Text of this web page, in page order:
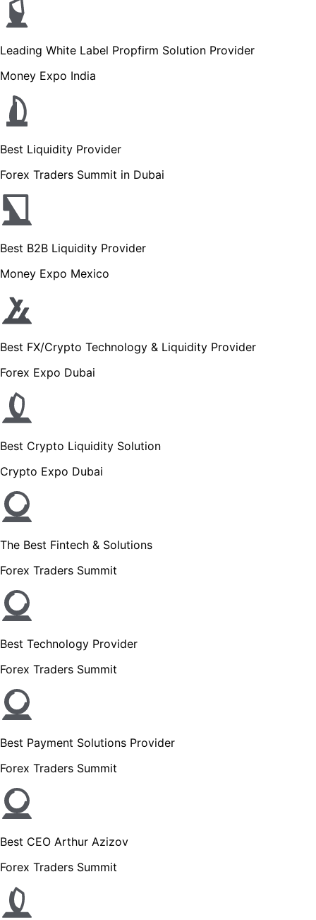
Leading White Label Propfirm Solution Provider
Money Expo India
Best Liquidity Provider
Forex Traders Summit in Dubai
Best B2B Liquidity Provider
Money Expo Mexico
Best FX/Crypto Technology & Liquidity Provider
Forex Expo Dubai
Best Crypto Liquidity Solution
Crypto Expo Dubai
The Best Fintech & Solutions
Forex Traders Summit
Best Technology Provider
Forex Traders Summit
Best Payment Solutions Provider
Forex Traders Summit
Best CEO Arthur Azizov
Forex Traders Summit